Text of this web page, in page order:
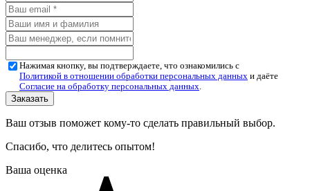
Нажимая кнопку, вы подтверждаете, что ознакомились с
Политикой в отношении обработки персональных данных и даёте
Согласие на обработку персональных данных
Ваш отзыв поможет кому-то сделать правильный выбор.
Спасибо, что делитесь опытом!
Ваша оценка